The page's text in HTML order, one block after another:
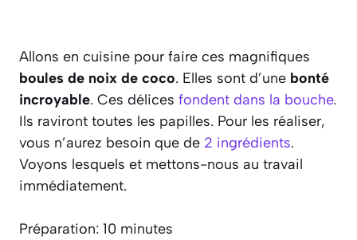
Allons en cuisine pour faire ces magnifiques
boules de noix de coco. Elles sont d’une bonté
incroyable. Ces délices fondent dans la bouche.
Ils raviront toutes les papilles. Pour les réaliser,
vous n’aurez besoin que de 2 ingrédients.
Voyons lesquels et mettons-nous au travail
immédiatement.
Préparation: 10 minutes